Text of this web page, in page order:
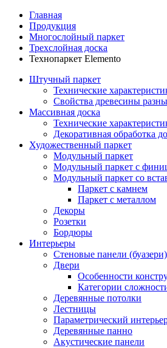
Главная
Продукция
Многослойный паркет
Трехслойная доска
Технопаркет Elemento
Штучный паркет
Технические
Свойства древесины
Массивная доска
Технические
Декоративная обработка
Художественный паркет
Модульный паркет
Модульный паркет с
Модульный паркет со
Паркет с камнем
Паркет с металлом
Декоры
Розетки
Бордюры
Интерьеры
Стеновые панели (буазери)
Двери
Особенности
Категории
Деревянные потолки
Лестницы
Параметрический
Деревянные панно
Акустические панели